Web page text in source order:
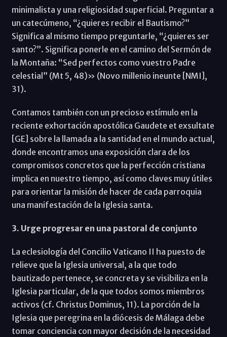
minimalista y una religiosidad superficial. Preguntar a
un catecúmeno, “¿quieres recibir el Bautismo?”
Significa al mismo tiempo preguntarle, “¿quieres ser
santo?”. Significa ponerle en el camino del Sermón de
la Montaña: “Sed perfectos como vuestro Padre
celestial” (Mt 5, 48)» (Novo millenio ineunte [NMI],
31).
Contamos también con un precioso estímulo en la
reciente exhortación apostólica Gaudete et exsultate
[GE] sobre la llamada a la santidad en el mundo actual,
donde encontramos una exposición clara de los
compromisos concretos que la perfección cristiana
implica en nuestro tiempo, así como claves muy útiles
para orientar la misión de hacer de cada parroquia
una manifestación de la Iglesia santa.
3. Urge progresar en una pastoral de conjunto
La eclesiología del Concilio Vaticano II ha puesto de
relieve que la Iglesia universal, a la que todo
bautizado pertenece, se concreta y se visibiliza en la
Iglesia particular, de la que todos somos miembros
activos (cf. Christus Dominus, 11). La porción de la
Iglesia que peregrina en la diócesis de Málaga debe
tomar conciencia con mayor decisión de la necesidad